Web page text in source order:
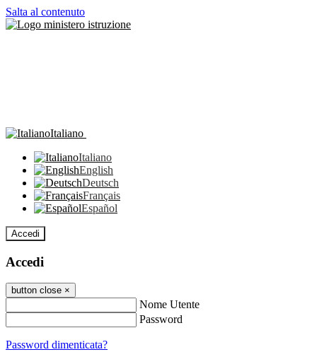
Salta al contenuto
Italiano
Italiano
English
Deutsch
Français
Español
Accedi
Accedi
button close ×
Nome Utente
Password
Password dimenticata?